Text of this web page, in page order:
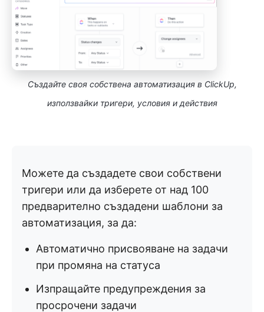
Създайте своя собствена автоматизация в ClickUp,
използвайки тригери, условия и действия
Можете да създадете свои собствени
тригери или да изберете от над 100
предварително създадени шаблони за
автоматизация, за да:
Автоматично присвояване на задачи
при промяна на статуса
Изпращайте предупреждения за
просрочени задачи